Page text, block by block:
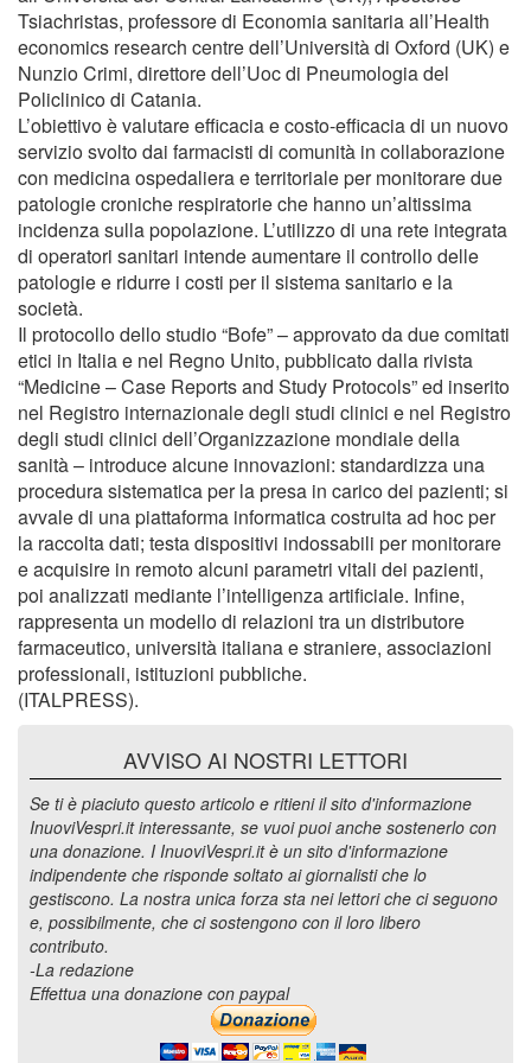
Tsiachristas, professore di Economia sanitaria all’Health
economics research centre dell’Università di Oxford (UK) e
Nunzio Crimi, direttore dell’Uoc di Pneumologia del
Policlinico di Catania.
L’obiettivo è valutare efficacia e costo-efficacia di un nuovo
servizio svolto dai farmacisti di comunità in collaborazione
con medicina ospedaliera e territoriale per monitorare due
patologie croniche respiratorie che hanno un’altissima
incidenza sulla popolazione. L’utilizzo di una rete integrata
di operatori sanitari intende aumentare il controllo delle
patologie e ridurre i costi per il sistema sanitario e la
società.
Il protocollo dello studio “Bofe” – approvato da due comitati
etici in Italia e nel Regno Unito, pubblicato dalla rivista
“Medicine – Case Reports and Study Protocols” ed inserito
nel Registro internazionale degli studi clinici e nel Registro
degli studi clinici dell’Organizzazione mondiale della
sanità – introduce alcune innovazioni: standardizza una
procedura sistematica per la presa in carico dei pazienti; si
avvale di una piattaforma informatica costruita ad hoc per
la raccolta dati; testa dispositivi indossabili per monitorare
e acquisire in remoto alcuni parametri vitali dei pazienti,
poi analizzati mediante l’intelligenza artificiale. Infine,
rappresenta un modello di relazioni tra un distributore
farmaceutico, università italiana e straniere, associazioni
professionali, istituzioni pubbliche.
(ITALPRESS).
AVVISO AI NOSTRI LETTORI
Se ti è piaciuto questo articolo e ritieni il sito d'informazione
InuoviVespri.it interessante, se vuoi puoi anche sostenerlo con
una donazione. I InuoviVespri.it è un sito d'informazione
indipendente che risponde soltato ai giornalisti che lo
gestiscono. La nostra unica forza sta nei lettori che ci seguono
e, possibilmente, che ci sostengono con il loro libero
contributo.
-La redazione
Effettua una donazione con paypal